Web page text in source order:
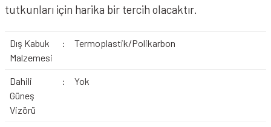
tutkunları için harika bir tercih olacaktır.
Dış Kabuk
Malzemesi
: Termoplastik/Polikarbon
Dahili
Güneş
Vizörü
: Yok